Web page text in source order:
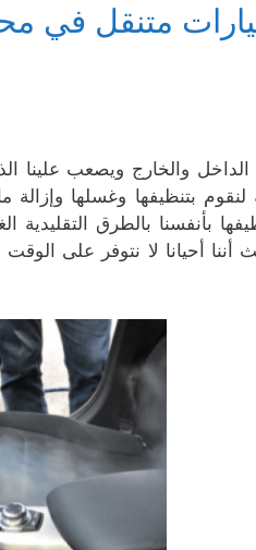
متنقل في
الداخل والخارج ويصعب علينا
لنقوم بتنظيفها وغسلها
بأنفسنا بالطرق
أننا أحيانا لا نتوفر على